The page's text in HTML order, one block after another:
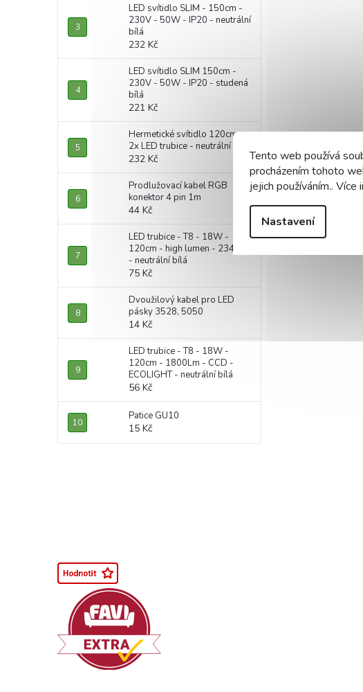
Tento web používá
procházením tohoto
jejich používáním.. Více
Nastavení
LED svítidlo SLIM - 150cm -
230V - 50W - IP20 - neutrální
bílá
232 Kč
LED svítidlo SLIM 150cm -
230V - 50W - IP20 - studená
bílá
221 Kč
Hermetické svítidlo 120cm +
2x LED trubice - neutrální bílá
232 Kč
Prodlužovací kabel RGB
konektor 4 pin 1m
44 Kč
LED trubice - T8 - 18W -
120cm - high lumen - 2340lm
- neutrální bílá
75 Kč
Dvoužilový kabel pro LED
pásky 3528, 5050
14 Kč
LED trubice - T8 - 18W -
120cm - 1800Lm - CCD -
ECOLIGHT - neutrální bílá
56 Kč
Patice GU10
15 Kč